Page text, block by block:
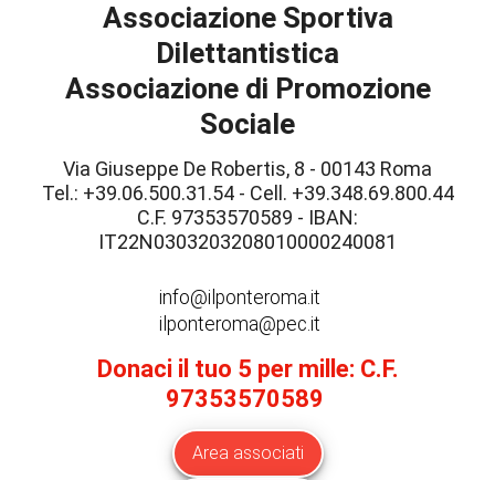
Associazione Sportiva
Dilettantistica
Associazione di Promozione
Sociale
Via Giuseppe De Robertis, 8 - 00143 Roma
Tel.: +39.06.500.31.54 - Cell. +39.348.69.800.44
C.F. 97353570589 - IBAN:
IT22N0303203208010000240081
info@ilponteroma.it
ilponteroma@pec.it
Donaci il tuo 5 per mille: C.F.
97353570589
Area associati